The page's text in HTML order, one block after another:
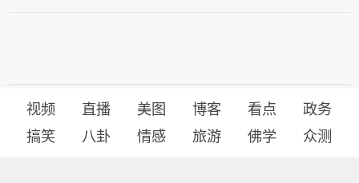
视频 直播 美图 博客 看点
政务
搞笑
八卦 情感 旅游 佛学 众测